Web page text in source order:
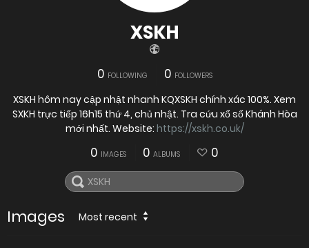
XSKH
0 FOLLOWING 0 FOLLOWERS
XSKH hôm nay cập nhật nhanh KQXSKH chính xác 100%. Xem
SXKH trực tiếp 16h15 thứ 4, chủ nhật. Tra cứu xổ số Khánh Hòa
mới nhất. Website: https://xskh.co.uk/
0 IMAGES 0 ALBUMS 0
Images Most recent